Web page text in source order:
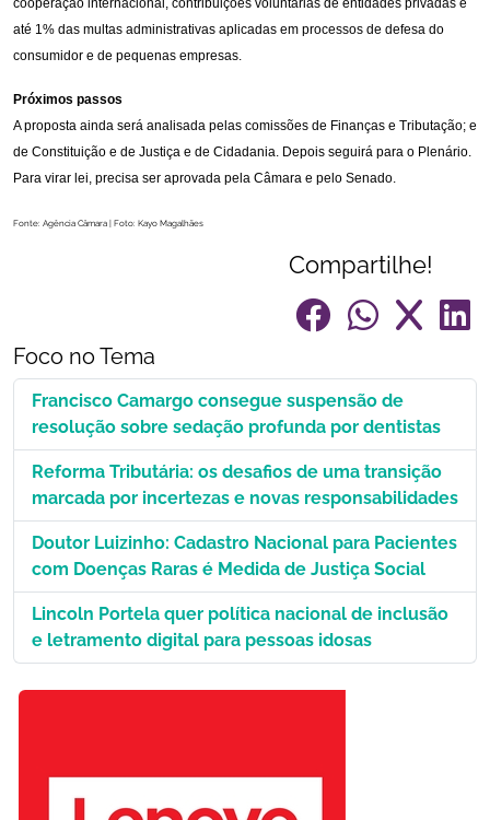
cooperação internacional, contribuições voluntárias de entidades privadas e
até 1% das multas administrativas aplicadas em processos de defesa do
consumidor e de pequenas empresas.
Próximos passos
A proposta ainda será analisada pelas comissões de Finanças e Tributação; e
de Constituição e de Justiça e de Cidadania. Depois seguirá para o Plenário.
Para virar lei, precisa ser aprovada pela Câmara e pelo Senado.
Fonte: Agência Câmara | Foto: Kayo Magalhães
Compartilhe!
Foco no Tema
Francisco Camargo consegue suspensão de
resolução sobre sedação profunda por dentistas
Reforma Tributária: os desafios de uma transição
marcada por incertezas e novas responsabilidades
Doutor Luizinho: Cadastro Nacional para Pacientes
com Doenças Raras é Medida de Justiça Social
Lincoln Portela quer política nacional de inclusão
e letramento digital para pessoas idosas